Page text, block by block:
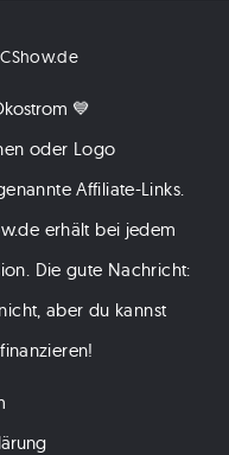
💙
oder Logo
Affiliate-Links.
erhält bei jedem
Die gute Nachricht:
aber du kannst